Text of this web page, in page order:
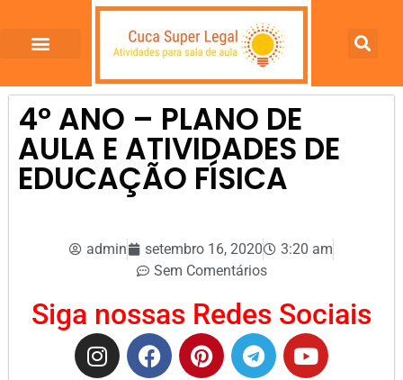
4º ANO – PLANO DE
AULA E ATIVIDADES DE
EDUCAÇÃO FÍSICA
admin setembro 16, 2020
3:20 am
Sem Comentários
Siga nossas Redes Sociais